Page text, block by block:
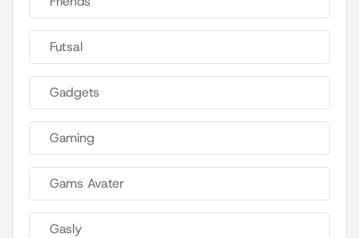
Futsal
Gadgets
Gaming
Gams Avater
Gasly